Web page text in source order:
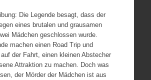
Die Legende besagt, dass der
eines brutalen und grausamen
Mädchen geschlossen wurde.
machen einen Road Trip und
der Fahrt, einen kleinen Abstecher
Attraktion zu machen. Doch was
der Mörder der Mädchen ist aus